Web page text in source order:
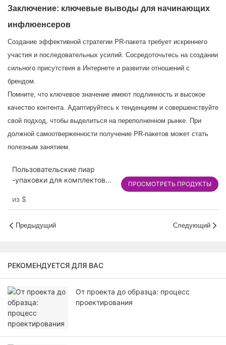
Заключение: ключевые выводы для начинающих
инфлюенсеров
Создание эффективной стратегии PR-пакета требует искреннего
участия и последовательных усилий. Сосредоточьтесь на создании
сильного присутствия в Интернете и развитии отношений с
брендом.
Помните, что ключевое значение имеют подлинность и высокое
качество контента. Адаптируйтесь к тенденциям и совершенствуйте
свой подход, чтобы выделиться на переполненном рынке. При
должной самоотверженности получение PR-пакетов может стать
полезным занятием.
Пользовательские пиар
-упаковки для комплектов
роскошные жесткие и
гофрированные варианты
из $
ПРОСМОТРЕТЬ ПРОДУКТЫ
Предыдущий Следующий
РЕКОМЕНДУЕТСЯ ДЛЯ ВАС
От проекта до образца: процесс
проектирования